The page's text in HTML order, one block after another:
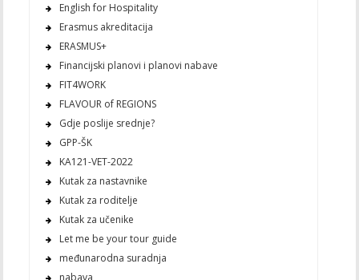
English for Hospitality
Erasmus akreditacija
ERASMUS+
Financijski planovi i planovi nabave
FIT4WORK
FLAVOUR of REGIONS
Gdje poslije srednje?
GPP-ŠK
KA121-VET-2022
Kutak za nastavnike
Kutak za roditelje
Kutak za učenike
Let me be your tour guide
međunarodna suradnja